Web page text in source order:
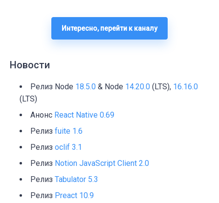
Интересно, перейти к каналу
Новости
Релиз Node 18.5.0 & Node 14.20.0 (LTS), 16.16.0
(LTS)
Анонс React Native 0.69
Релиз fuite 1.6
Релиз oclif 3.1
Релиз Notion JavaScript Client 2.0
Релиз Tabulator 5.3
Релиз Preact 10.9